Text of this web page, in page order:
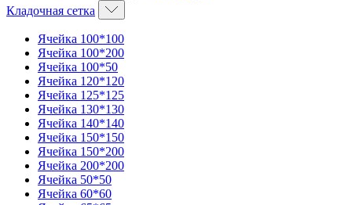
Кладочная сетка
Ячейка 100*100
Ячейка 100*200
Ячейка 100*50
Ячейка 120*120
Ячейка 125*125
Ячейка 130*130
Ячейка 140*140
Ячейка 150*150
Ячейка 150*200
Ячейка 200*200
Ячейка 50*50
Ячейка 60*60